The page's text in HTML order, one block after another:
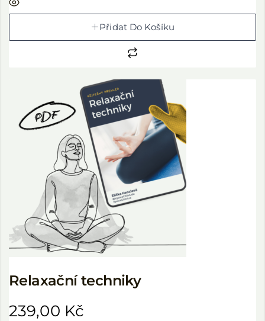
Přidat Do Košíku
Relaxační techniky
239,00 Kč